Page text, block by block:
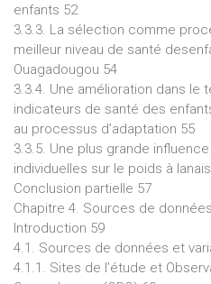
enfants 52
3.3.3. La sélection comme
meilleur niveau de santé
Ouagadougou 54
3.3.4. Une amélioration dans le
indicateurs de santé des
au processus d’adaptation 55
3.3.5. Une plus grande
individuelles sur le poids à
Conclusion partielle 57
Chapitre 4. Sources de
Introduction 59
4.1. Sources de données et
4.1.1. Sites de l’étude et